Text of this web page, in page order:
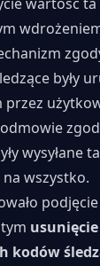
były
przez
wysyłane
na wszystko.
podjęcie
kodów